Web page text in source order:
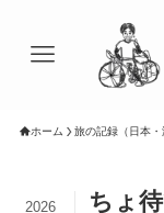
ホーム 旅の記録（日本・
ちょ
2026